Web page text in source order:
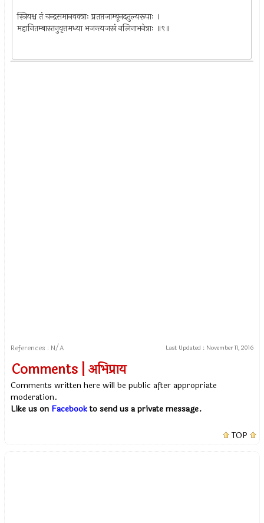
स्त्रियश्च तं चन्द्रसमानवक्त्राः प्रतप्तजाम्बूनदतुल्यरूपाः ।
महानितम्बास्तनुवृत्तमध्या भजन्त्यजस्रं नलिनाभनेत्राः ॥९॥
References : N/A Last Updated : November 11, 2016
Comments | अभिप्राय
Comments written here will be public after appropriate
moderation.
Like us on Facebookto send us a private message.
TOP